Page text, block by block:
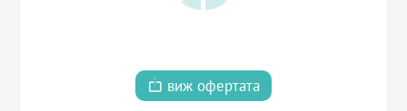
виж офертата